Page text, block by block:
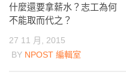
什麼還要拿薪水？志工為何
不能取而代之？
27 11 月, 2015
BY NPOST 編輯室